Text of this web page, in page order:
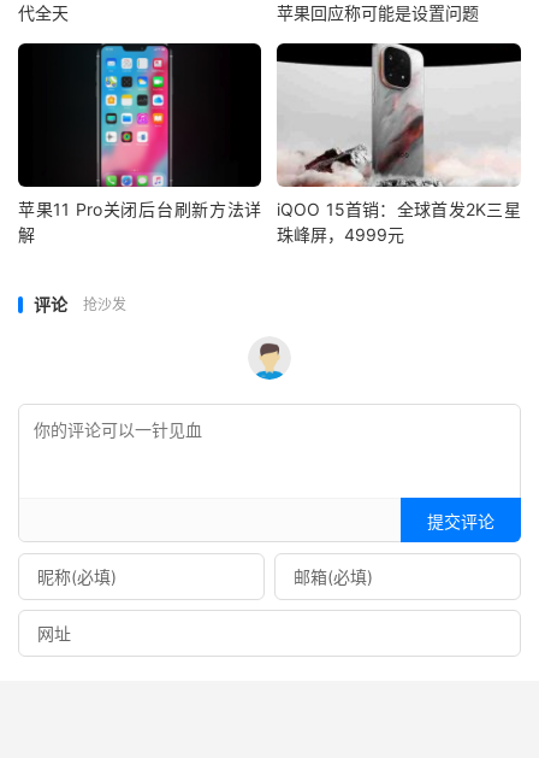
代全天
苹果回应称可能是设置问题
苹果11 Pro关闭后台刷新方法详
解
iQOO 15首销：全球首发2K三星
珠峰屏，4999元
评论 抢沙发
提交评论